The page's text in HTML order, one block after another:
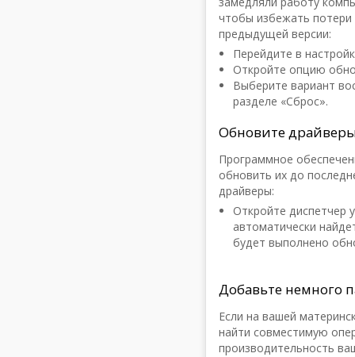
чтобы избежать
предыдущей версии:
Перейдите в
Откройте опцию
Выберите вариант
разделе «Сброс».
Обновите
Программное
обновить их до
драйверы:
Откройте диспетчер
автоматически
будет выполнено
Добавьте немного
Если на вашей
найти совместимую
производительность